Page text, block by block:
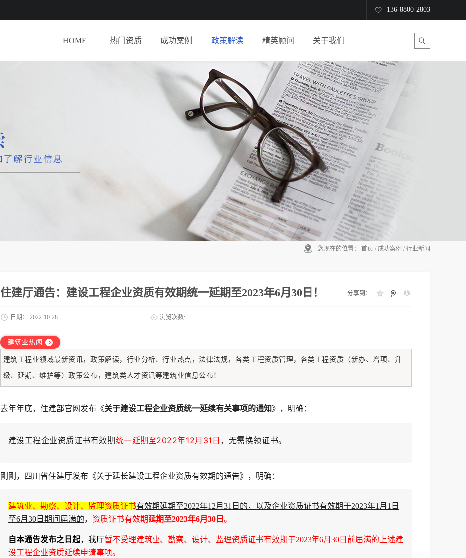
136-8800-2803
HOME 热门资质 成功案例 政策解读 精英顾问 关于我们
您现在的位置： 首页 / 成功案例 / 行业新闻
住建厅通告：建设工程企业资质有效期统一延期至2023年6月30日！
日期： 2022-10-28 浏览次数:
分享到：
建筑业热闻
建筑工程业领域最新资讯，政策解读，行业分析、行业热点，法律法规，各类工程资质管理，各类工程资质（新办、增项、升
级、延期、维护等）政策公布，建筑类人才资讯等建筑业信息公布！
去年年底，住建部官网发布《关于建设工程企业资质统一延续有关事项的通知》，明确：
建设工程企业资质证书有效期统一延期至2022年12月31日 ，无需换领证书。
刚刚，四川省住建厅发布《关于延长建设工程企业资质有效期的通告》，明确：
建筑业、勘察、设计、监理资质证书有效期延期至2022年12月31日的，以及企业资质证书有效期于2023年1月1日
至6月30日期间届满的， 资质证书有效期延期至2023年6月30日 。
自本通告发布之日起，我厅暂不受理建筑业、勘察、设计、监理资质证书有效期于2023年6月30日前届满的上述建
设工程企业资质延续申请事项。